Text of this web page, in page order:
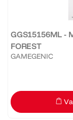
GGS15156ML -
FOREST
GAMEGENIC